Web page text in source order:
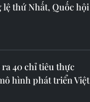
thứ Nhất, Quốc hội
40 chỉ tiêu thực
hình phát triển Việt